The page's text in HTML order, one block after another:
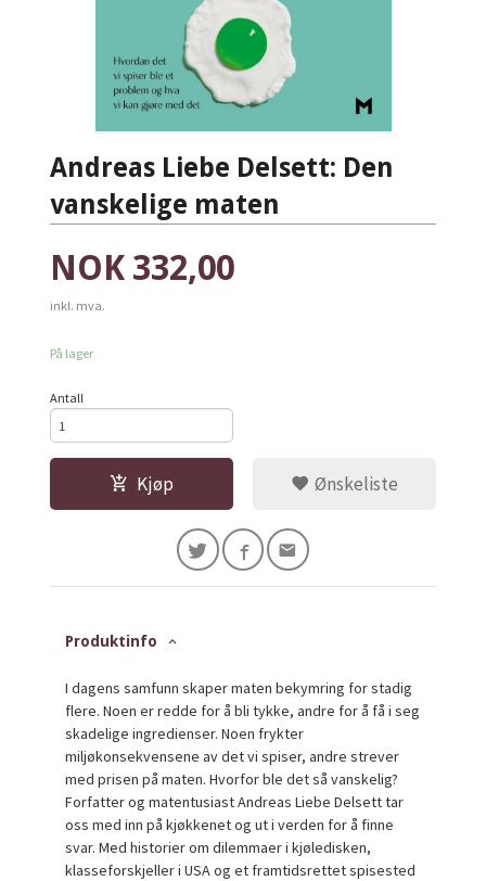
Andreas Liebe Delsett: Den
vanskelige maten
Pris
NOK 332,00
inkl. mva.
På lager
Antall
Kjøp Ønskeliste
Produktinfo
I dagens samfunn skaper maten bekymring for stadig
flere. Noen er redde for å bli tykke, andre for å få i seg
skadelige ingredienser. Noen frykter
miljøkonsekvensene av det vi spiser, andre strever
med prisen på maten. Hvorfor ble det så vanskelig?
Forfatter og matentusiast Andreas Liebe Delsett tar
oss med inn på kjøkkenet og ut i verden for å finne
svar. Med historier om dilemmaer i kjøledisken,
klasseforskjeller i USA og et framtidsrettet spisested